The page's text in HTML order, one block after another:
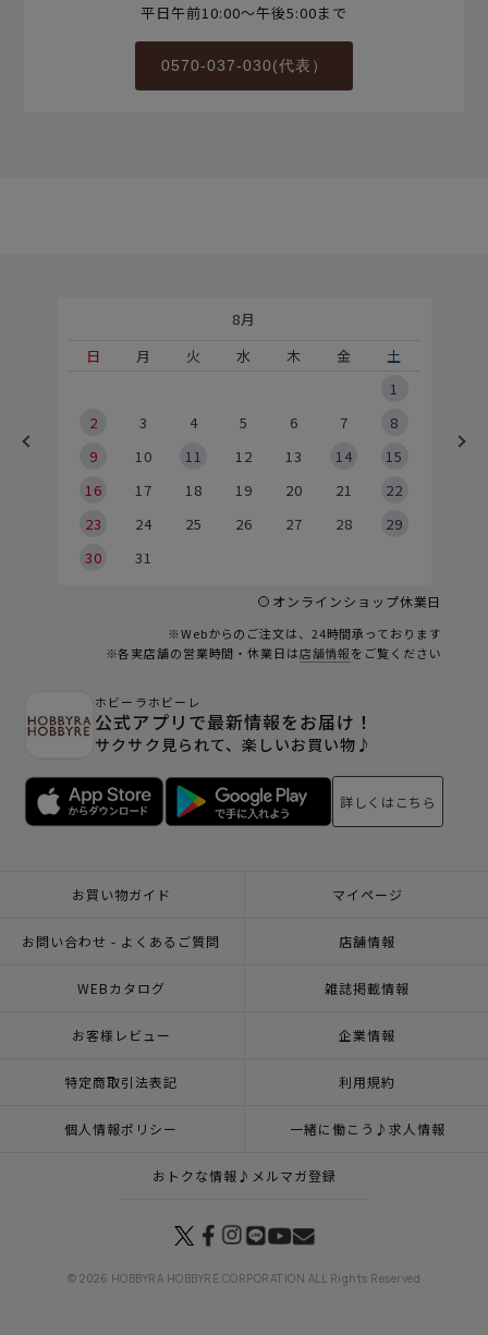
平日午前10:00～午後5:00まで
0570-037-030(代表）
8月
日
月 火 水 木 金
土
1
2
3 4 5 6 7
8
9
10 11 12 13 14
15
16
17 18 19 20 21
22
23
24 25 26 27 28
29
30
31
オンラインショップ休業日
※Webからのご注文は、24時間承っております
※各実店舗の営業時間・休業日は店舗情報をご覧ください
ホビーラホビーレ
公式アプリで最新情報をお届け！
サクサク見られて、楽しいお買い物♪
詳しくはこちら
お買い物ガイド マイページ
お問い合わせ - よくあるご質問 店舗情報
WEBカタログ 雑誌掲載情報
お客様レビュー 企業情報
特定商取引法表記 利用規約
個人情報ポリシー 一緒に働こう♪求人情報
おトクな情報♪メルマガ登録
© 2026 HOBBYRA HOBBYRE CORPORATION ALL Rights Reserved